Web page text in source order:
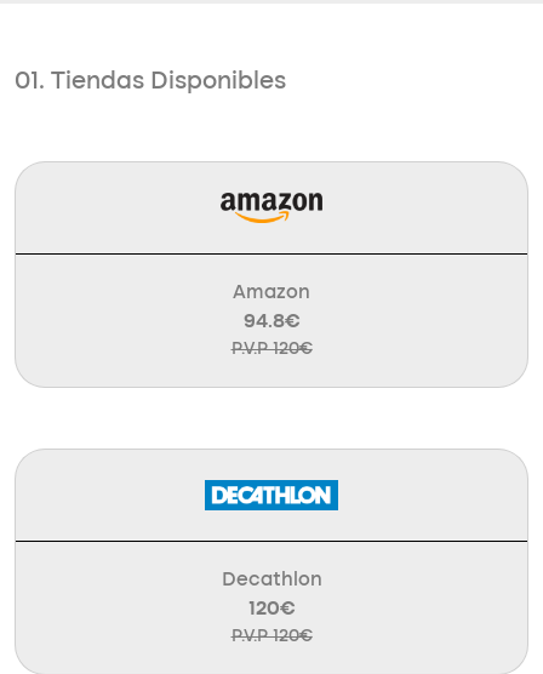
01. Tiendas Disponibles
Amazon
94.8€
P.V.P 120€
Decathlon
120€
P.V.P 120€